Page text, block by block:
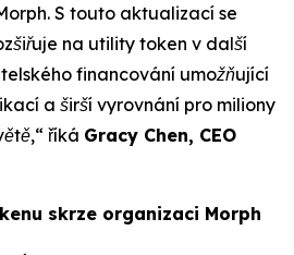
S touto aktualizací se
na utility token v další
financování umožňující
a širší vyrovnání pro miliony
říká Gracy Chen, CEO
skrze organizaci Morph